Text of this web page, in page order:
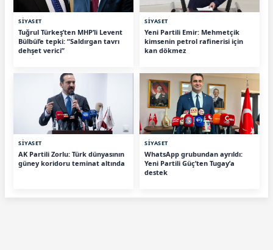
SİYASET
Tuğrul Türkeş’ten MHP’li Levent
Bülbül’e tepki: “Saldırgan tavrı
dehşet verici”
SİYASET
Yeni Partili Emir: Mehmetçik
kimsenin petrol rafinerisi için
kan dökmez
SİYASET
AK Partili Zorlu: Türk dünyasının
güney koridoru teminat altında
SİYASET
WhatsApp grubundan ayrıldı:
Yeni Partili Güç’ten Tugay’a
destek